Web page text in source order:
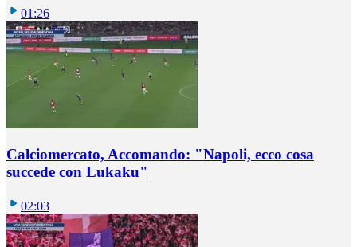
01:26
Calciomercato, Accomando: "Napoli, ecco cosa
succede con Lukaku"
02:03